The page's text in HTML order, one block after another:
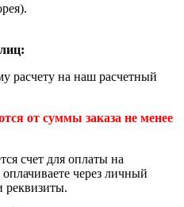
расчету на наш расчетный
от суммы заказа не менее
счет для оплаты на
через личный
реквизиты.